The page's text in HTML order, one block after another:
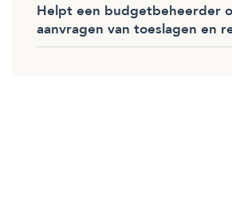
Helpt een budgetbeheerder
aanvragen van toeslagen en